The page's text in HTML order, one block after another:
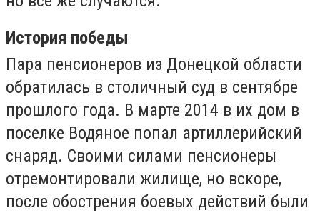
История победы
Пара пенсионеров из Донецкой области
обратилась в столичный суд в сентябре
прошлого года. В марте 2014 в их дом в
поселке Водяное попал артиллерийский
снаряд. Своими силами пенсионеры
отремонтировали жилище, но вскоре,
после обострения боевых действий были